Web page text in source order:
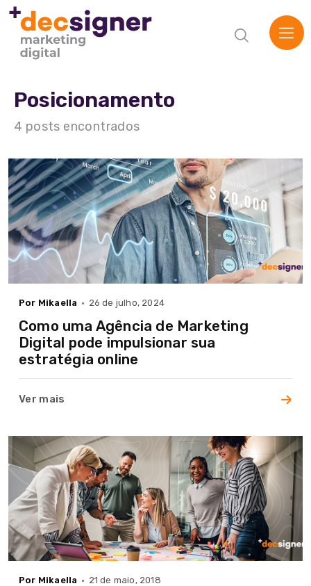
Home
A Agência
Serviços
Cases
Blog
Posicionamento
4 posts encontrados
Por Mikaella 26 de julho, 2024
Como uma Agência de Marketing
Digital pode impulsionar sua
estratégia online
Ver mais
Por Mikaella 21 de maio, 2018